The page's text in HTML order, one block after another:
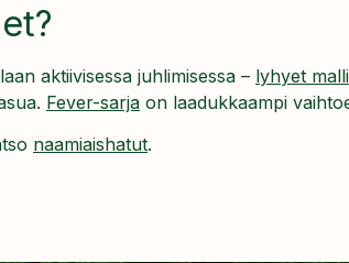
aktiivisessa juhlimisessa – lyhyet
Fever-sarja on laadukkaampi
naamiaishatut.